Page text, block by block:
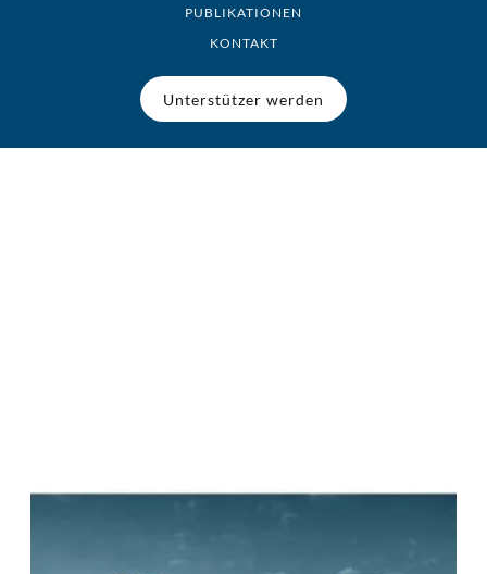
PUBLIKATIONEN
KONTAKT
Unterstützer werden